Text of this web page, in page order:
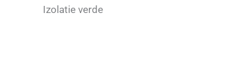
Izolatie verde